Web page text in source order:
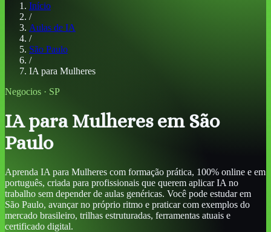
Início
/
Aulas de IA
/
São Paulo
/
IA para Mulheres
Negocios · SP
IA para Mulheres em São
Paulo
Aprenda IA para Mulheres com formação prática, 100% online e em
português, criada para profissionais que querem aplicar IA no
trabalho sem depender de aulas genéricas. Você pode estudarem
São Paulo, avançar no próprio ritmo e praticar com exemplos do
mercado brasileiro, trilhas estruturadas, ferramentas atuais e
certificado digital.